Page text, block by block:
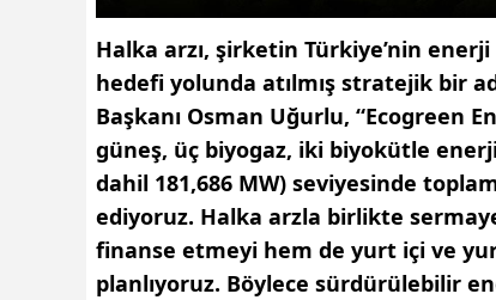
Halka arzı, şirketin Türkiye’nin enerji
hedefi yolunda atılmış stratejik bir
Başkanı Osman Uğurlu, “Ecogreen
güneş, üç biyogaz, iki biyokütle
dahil 181,686 MW) seviyesinde
ediyoruz. Halka arzla birlikte
finanse etmeyi hem de yurt içi ve
planlıyoruz. Böylece sürdürülebilir